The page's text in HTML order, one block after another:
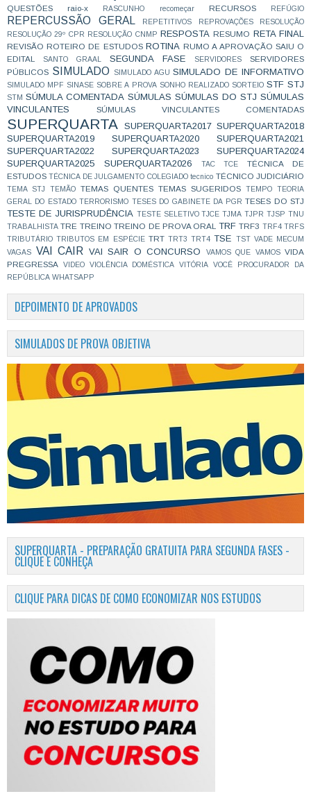
QUESTÕES raio-x RASCUNHO recomeçar RECURSOS REFÚGIO
REPERCUSSÃO GERAL REPETITIVOS REPROVAÇÕES
RESOLUÇÃO
RESOLUÇÃO 29º CPR
RESOLUÇÃO CNMP RESPOSTA RESUMO RETA FINAL
REVISÃO ROTEIRO DE ESTUDOS ROTINA RUMO A APROVAÇÃO SAIU O
EDITAL
SANTO GRAAL SEGUNDA FASE SERVIDORES
SERVIDORES
PÚBLICOS SIMULADO SIMULADO AGU SIMULADO DE INFORMATIVO
SIMULADO MPF SINASE SOBRE A PROVA SONHO REALIZADO SORTEIO STF STJ
STM SÚMULA COMENTADA SÚMULAS SÚMULAS DO STJ SÚMULAS
VINCULANTES
SÚMULAS VINCULANTES COMENTADAS
SUPERQUARTA SUPERQUARTA2017 SUPERQUARTA2018
SUPERQUARTA2019
SUPERQUARTA2020
SUPERQUARTA2021
SUPERQUARTA2022
SUPERQUARTA2023
SUPERQUARTA2024
SUPERQUARTA2025
SUPERQUARTA2026 TAC TCE
TÉCNICA DE
ESTUDOS TÉCNICA DE JULGAMENTO COLEGIADO tecnico TÉCNICO JUDICIÁRIO
TEMA STJ TEMÃO TEMAS QUENTES TEMAS SUGERIDOS TEMPO
TEORIA
GERAL DO ESTADO TERRORISMO TESES DO GABINETE DA PGR TESES DO STJ
TESTE DE JURISPRUDÊNCIA TESTE SELETIVO TJCE TJMA TJPR TJSP TNU
TRABALHISTA TRE TREINO TREINO DE PROVA ORAL TRF TRF3 TRF4 TRFS
TRIBUTÁRIO TRIBUTOS EM ESPÉCIE TRT TRT3 TRT4 TSE TST VADE MECUM
VAGAS
VAI CAIR VAI SAIR O CONCURSO VAMOS QUE VAMOS VIDA
PREGRESSA
VIDEO VIOLÊNCIA DOMÉSTICA VITÓRIA
VOCÊ PROCURADOR DA
REPÚBLICA WHATSAPP
DEPOIMENTO DE APROVADOS
SIMULADOS DE PROVA OBJETIVA
SUPERQUARTA - PREPARAÇÃO GRATUITA PARA SEGUNDA FASES -
CLIQUE E CONHEÇA
CLIQUE PARA DICAS DE COMO ECONOMIZAR NOS ESTUDOS